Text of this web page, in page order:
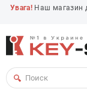
Увага! Наш магазин